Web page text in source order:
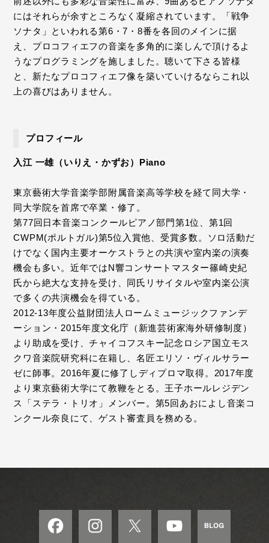
にはそれらが余すところなく凝縮されています。「戦争
ソナタ」といわれる第6・7・8番を各回のメインに据
え、プロコフィエフの音楽を多角的に楽しんで頂けるよ
うなプログラミングを施しました。聴いて下さる皆様
と、新たなプロコフィエフ像を築いていけるならこれ以
上の喜びはありません。
プロフィール
入江 一雄（いりえ・かずお）Piano
東京藝術大学音楽学部附属音楽高等学校を経て同大学・
同大学院を首席で卒業・修了。
第77回日本音楽コンクールピアノ部門第1位、第1回
CWPM(ポルトガル)第5位入賞他、受賞多数。ソロ活動だ
けでなく国内主要オーケストラとの共演や室内楽の演奏
機会も多い。近年ではN響コンサートマスター篠崎史紀
氏から絶大な支持を受け、同氏リサイタルや室内楽公演
で多くの共演機会を得ている。
2012-13年度公益財団法人ロームミュージックファンデ
ーション・2015年度文化庁（新進芸術家海外研修制度）
より助成を受け、チャイコフスキー記念ロシア国立モス
クワ音楽院研究科に在籍し、名匠エリソ・ヴィルサラー
ゼに師事。2016年夏に修了しディプロマ取得。2017年度
より東京藝術大学にて教鞭をとる。王子ホールレジデン
ス「ステラ・トリオ」メンバー。第5回あおによし音楽コ
ンクール奈良にて、ゲスト審査員を務める。